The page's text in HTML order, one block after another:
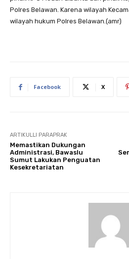
Polres Belawan. Karena wilayah
wilayah hukum Polres Belawan.(amr)
Facebook X
ARTIKULLI PARAPRAK
Memastikan Dukungan
Administrasi, Bawaslu
Sumut Lakukan Penguatan
Kesekretariatan